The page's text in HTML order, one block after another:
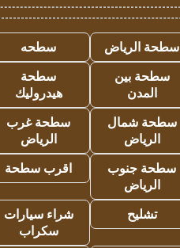
سطحة الرياض
سطحه
سطحة بين
المدن
سطحة
هيدروليك
سطحة شمال
الرياض
سطحة غرب
الرياض
سطحة جنوب
الرياض
اقرب سطحة
تشليح
شراء سيارات
سكراب